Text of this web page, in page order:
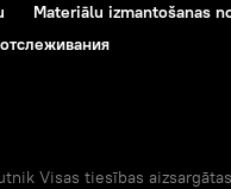
Materiālu izmantošanas
Visas tiesības